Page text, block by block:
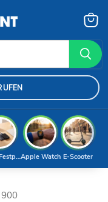
E-Scooter
Apple Watch
900